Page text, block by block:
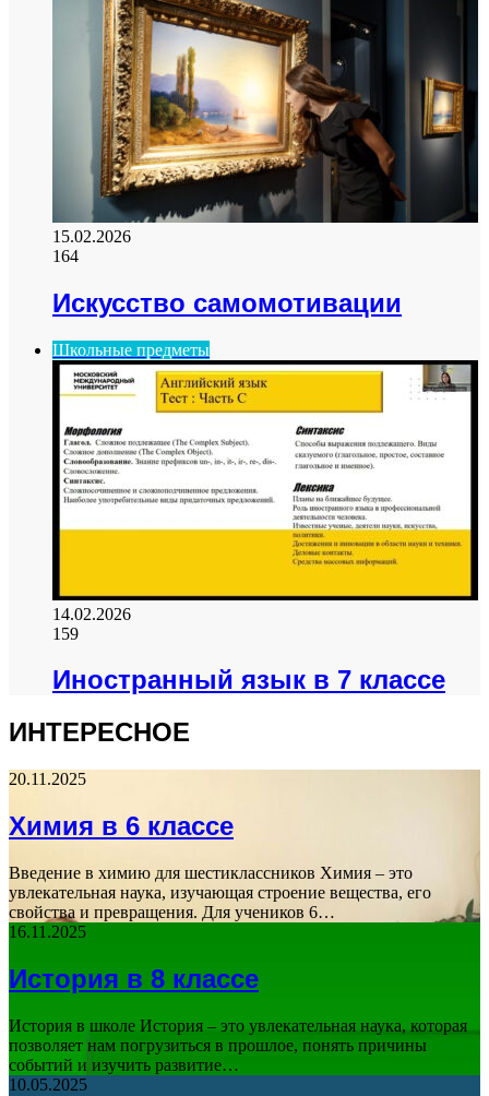
15.02.2026
164
Искусство самомотивации
Школьные предметы
14.02.2026
159
Иностранный язык в 7 классе
ИНТЕРЕСНОЕ
20.11.2025
Химия в 6 классе
Введение в химию для шестиклассников Химия – это
увлекательная наука, изучающая строение вещества, его
свойства и превращения. Для учеников 6…
16.11.2025
История в 8 классе
История в школе История – это увлекательная наука, которая
позволяет нам погрузиться в прошлое, понять причины
событий и изучить развитие…
10.05.2025